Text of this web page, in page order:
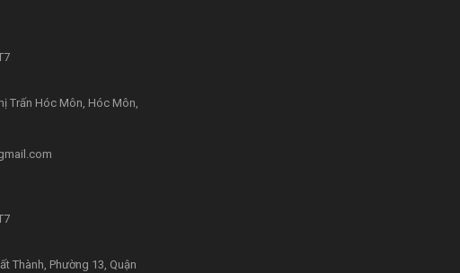
Trấn Hóc Môn, Hóc Môn,
Thành, Phường 13, Quận